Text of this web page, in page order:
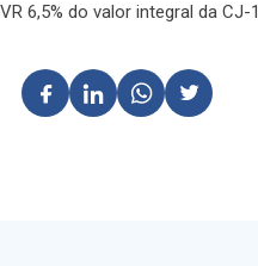
VR 6,5% do valor integral da CJ-1